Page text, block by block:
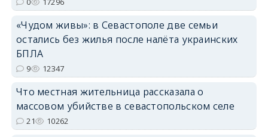
erid: 2SDnjdvhGXG
«Чудом живы»: в Севастополе две семьи
остались без жилья после налёта украинских
БПЛА
9 12347
Что местная жительница рассказала о
массовом убийстве в севастопольском селе
21 10262